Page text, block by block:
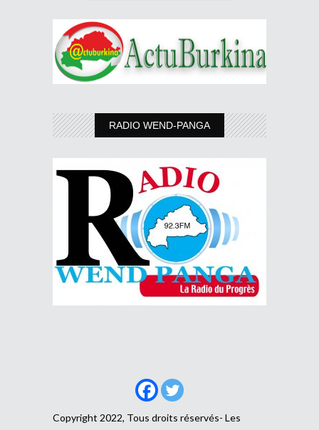
RADIO WEND-PANGA
Copyright 2022, Tous droits réservés- Les